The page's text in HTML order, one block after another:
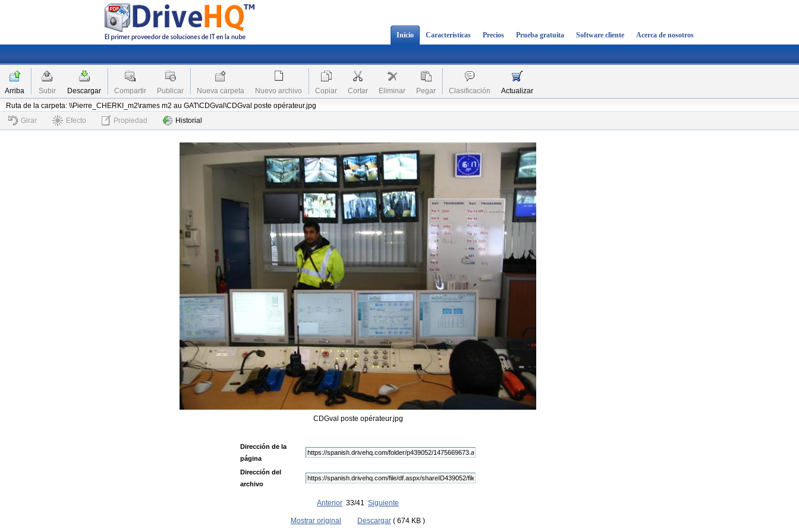
Inicio Características Precios Prueba gratuita Software cliente Acerca de nosotros
Arriba Subir Descargar Compartir Publicar Nueva carpeta Nuevo archivo Copiar Cortar Eliminar Pegar Clasificación
Actualizar
Ruta de la carpeta: \\Pierre_CHERKI_m2\rames m2 au GAT\CDGval\CDGval poste opérateur.jpg
Girar
Efecto Propiedad Historial
CDGval poste opérateur.jpg
Dirección de la
página
Dirección del
archivo
Anterior 33/41 Siguiente
Mostrar original Descargar ( 674 KB )